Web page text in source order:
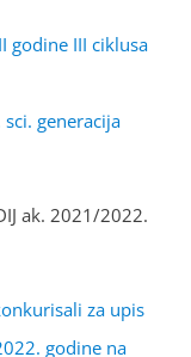
godine III ciklusa
generacija
ak. 2021/2022.
za upis
godine na